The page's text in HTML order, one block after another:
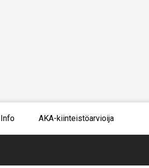
Info AKA-kiinteistöarvioija